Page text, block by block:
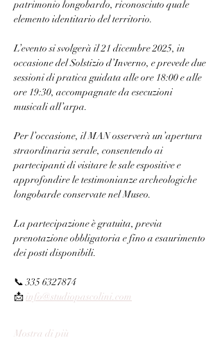
patrimonio longobardo, riconosciuto quale
elemento identitario del territorio.
L’evento si svolgerà il 21 dicembre 2025, in
occasione del Solstizio d’Inverno, e prevede due
sessioni di pratica guidata alle ore 18:00 e alle
ore 19:30, accompagnate da esecuzioni
musicali all’arpa.
Per l’occasione, il MAN osserverà un’apertura
straordinaria serale, consentendo ai
partecipanti di visitare le sale espositive e
approfondire le testimonianze archeologiche
longobarde conservate nel Museo.
La partecipazione è gratuita, previa
prenotazione obbligatoria e fino a esaurimento
dei posti disponibili.
📞 335 6327874
📩 info@studiopascolini.com
Mostra di più